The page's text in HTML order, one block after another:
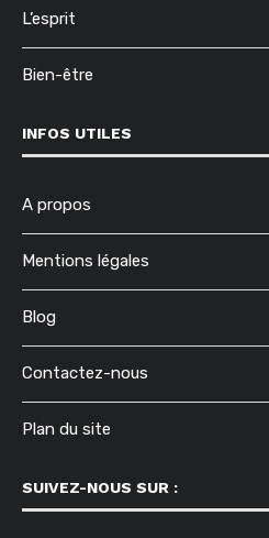
L’esprit
Bien-être
INFOS UTILES
A propos
Mentions légales
Blog
Contactez-nous
Plan du site
SUIVEZ-NOUS SUR :